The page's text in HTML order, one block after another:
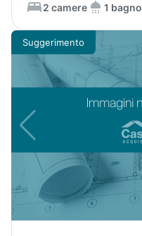
2 camere
1 bagno
Suggerimento